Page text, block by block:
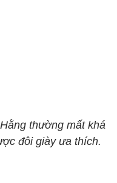
thường mất khá
đôi giày ưa thích.